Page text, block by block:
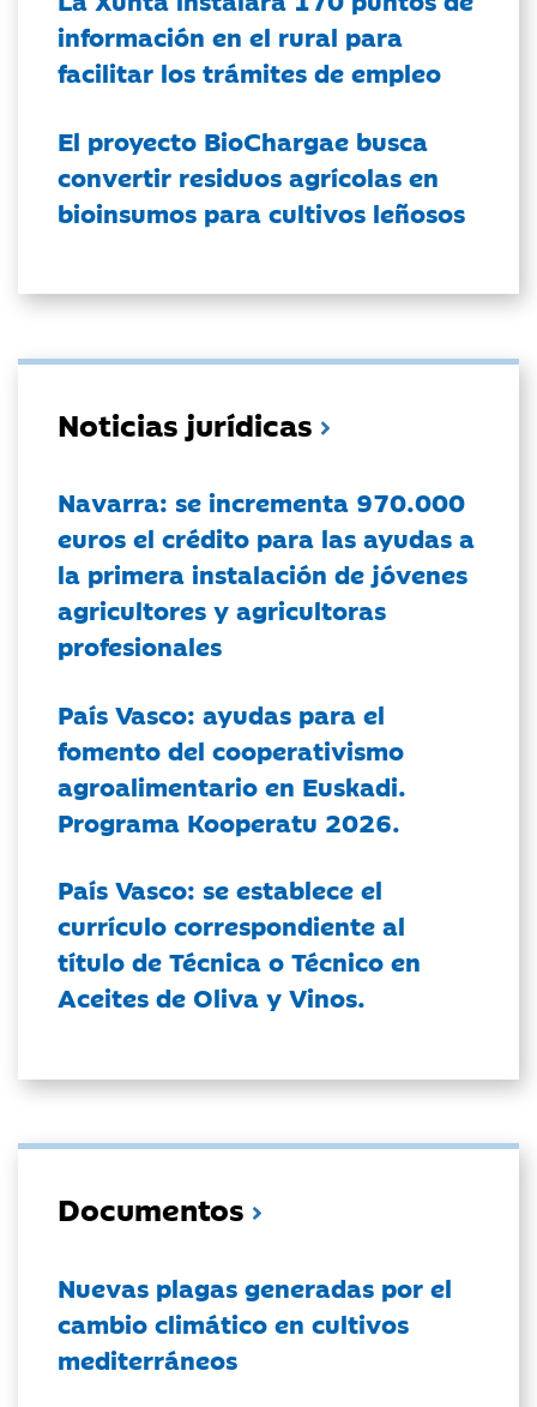
información en el rural para
facilitar los trámites de empleo
El proyecto BioChargae busca
convertir residuos agrícolas en
bioinsumos para cultivos leñosos
Noticias jurídicas
Navarra: se incrementa 970.000
euros el crédito para las ayudas a
la primera instalación de jóvenes
agricultores y agricultoras
profesionales
País Vasco: ayudas para el
fomento del cooperativismo
agroalimentario en Euskadi.
Programa Kooperatu 2026.
País Vasco: se establece el
currículo correspondiente al
título de Técnica o Técnico en
Aceites de Oliva y Vinos.
Documentos
Nuevas plagas generadas por el
cambio climático en cultivos
mediterráneos